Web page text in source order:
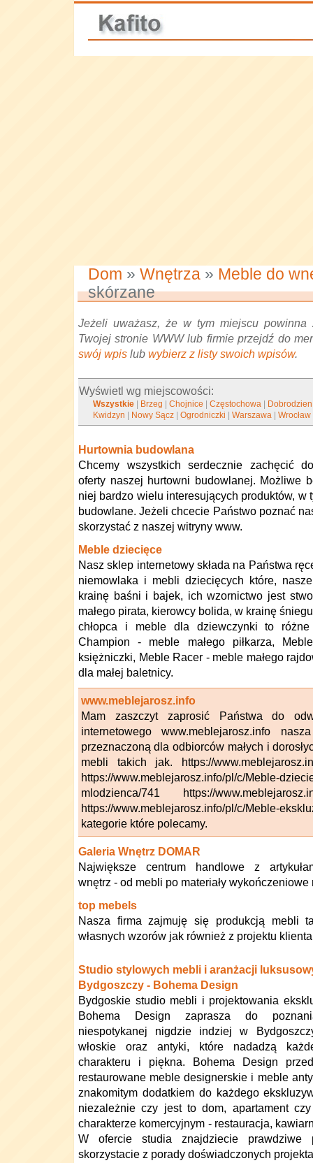
Dom » Wnętrza » Meble do
skórzane
Jeżeli uważasz, że w tym miejscu powinna
Twojej stronie WWW lub firmie przejdź do
swój wpis lub wybierz z listy swoich wpisów.
Wyświetl wg miejscowości:
Wszystkie Brzeg |Chojnice |Częstochowa Dobrodzien
Kwidzyn
Nowy Sącz |Ogrodniczki |Warszawa |Wrocław
Hurtownia budowlana
Chcemy wszystkich serdecznie zachęcić
oferty naszej hurtowni budowlanej. Możliwe
niej bardzo wielu interesujących produktów, w
budowlane. Jeżeli chcecie Państwo poznać
skorzystać z naszej witryny www.
Meble dziecięce
Nasz sklep internetowy składa na Państwa
niemowlaka i mebli dziecięcych które,
krainę baśni i bajek, ich wzornictwo jest
małego pirata, kierowcy bolida, w krainę
chłopca i meble dla dziewczynki to
Champion - meble małego piłkarza,
księżniczki, Meble Racer - meble małego
dla małej baletnicy.
www.meblejarosz.info
Mam zaszczyt zaprosić Państwa do
internetowego www.meblejarosz.info
przeznaczoną dla odbiorców małych i
mebli takich jak. https://
https://www.meblejarosz.info/pl/c/Meble-
mlodzienca/741 https://
https://www.meblejarosz.info/pl/c/Meble-
kategorie które polecamy.
Galeria Wnętrz DOMAR
Największe centrum handlowe z
wnętrz - od mebli po materiały
top mebels
Nasza firma zajmuję się produkcją mebli
własnych wzorów jak również z projektu
Studio stylowych mebli i aranżacji
Bydgoszczy - Bohema Design
Bydgoskie studio mebli i projektowania
Bohema Design zaprasza do
niespotykanej nigdzie indziej w
włoskie oraz antyki, które nadadzą
charakteru i piękna. Bohema Design
restaurowane meble designerskie i meble
znakomitym dodatkiem do każdego
niezależnie czy jest to dom, apartament
charakterze komercyjnym - restauracja,
W ofercie studia znajdziecie prawdziwe
skorzystacie z porady doświadczonych